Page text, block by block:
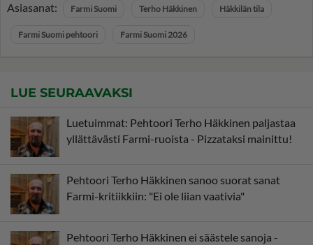
Asiasanat: Farmi Suomi Terho Häkkinen Häkkilän tila
Farmi Suomi pehtoori Farmi Suomi 2026
LUE SEURAAVAKSI
Luetuimmat: Pehtoori Terho Häkkinen paljastaa
yllättävästi Farmi-ruoista - Pizzataksi mainittu!
Pehtoori Terho Häkkinen sanoo suorat sanat
Farmi-kritiikkiin: "Ei ole liian vaativia"
Pehtoori Terho Häkkinen ei säästele sanoja -